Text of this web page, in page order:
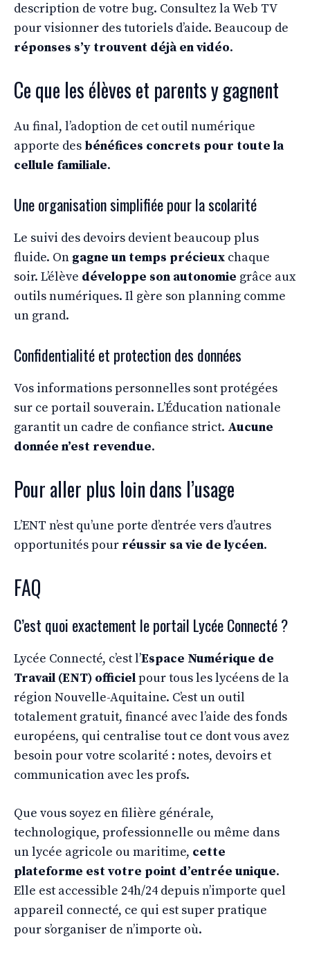
description de votre bug. Consultez la Web TV
pour visionner des tutoriels d’aide. Beaucoup de
réponses s’y trouvent déjà en vidéo.
Ce que les élèves et parents y gagnent
Au final, l’adoption de cet outil numérique
apporte des bénéfices concrets pour toute la
cellule familiale.
Une organisation simplifiée pour la scolarité
Le suivi des devoirs devient beaucoup plus
fluide. On gagne un temps précieux chaque
soir. L’élève développe son autonomie grâce aux
outils numériques. Il gère son planning comme
un grand.
Confidentialité et protection des données
Vos informations personnelles sont protégées
sur ce portail souverain. L’Éducation nationale
garantit un cadre de confiance strict. Aucune
donnée n’est revendue.
Pour aller plus loin dans l’usage
L’ENT n’est qu’une porte d’entrée vers d’autres
opportunités pour réussir sa vie de lycéen.
FAQ
C’est quoi exactement le portail Lycée Connecté ?
Lycée Connecté, c’est l’Espace Numérique de
Travail (ENT) officielpour tous les lycéens de la
région Nouvelle-Aquitaine. C’est un outil
totalement gratuit, financé avec l’aide des fonds
européens, qui centralise tout ce dont vous avez
besoin pour votre scolarité : notes, devoirs et
communication avec les profs.
Que vous soyez en filière générale,
technologique, professionnelle ou même dans
un lycée agricole ou maritime, cette
plateforme est votre point d’entrée unique.
Elle est accessible 24h/24 depuis n’importe quel
appareil connecté, ce qui est super pratique
pour s’organiser de n’importe où.